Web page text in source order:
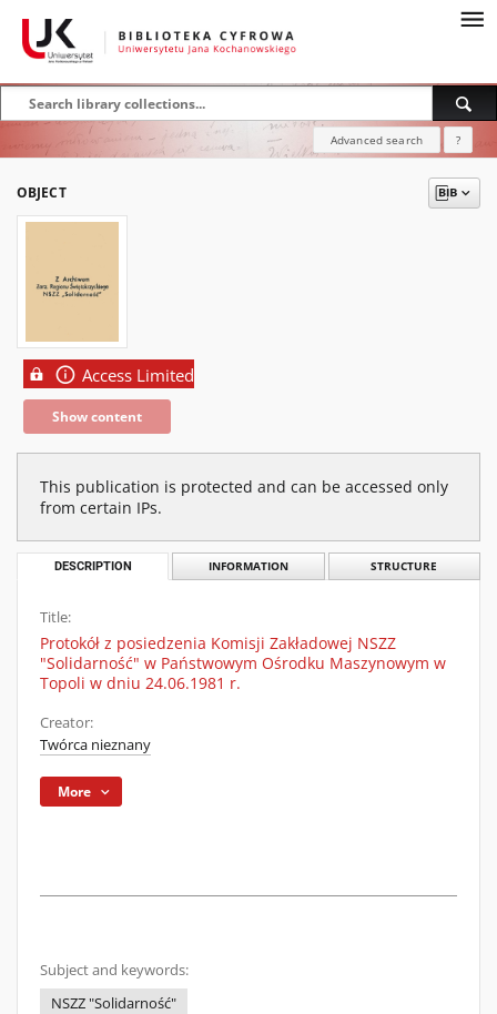
Advanced search ?
OBJECT
Access Limited
Show content
This publication is protected and can be accessed only
from certain IPs.
DESCRIPTION INFORMATION STRUCTURE
Title:
Protokół z posiedzenia Komisji Zakładowej NSZZ
"Solidarność" w Państwowym Ośrodku Maszynowym w
Topoli w dniu 24.06.1981 r.
Creator:
Twórca nieznany
More
Subject and keywords:
NSZZ "Solidarność"